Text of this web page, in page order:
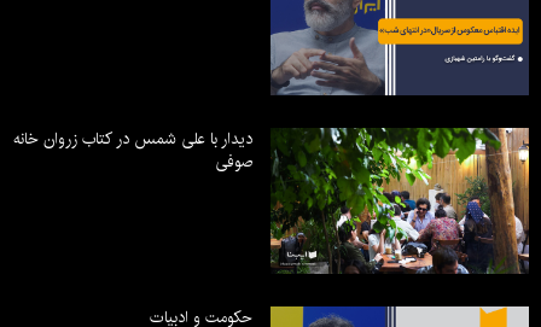
دیدار با علی شمس در کتاب زروان خانه
صوفی
حکومت و ادبیات